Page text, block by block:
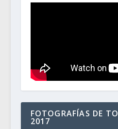
FOTOGRAFÍAS DE
2017